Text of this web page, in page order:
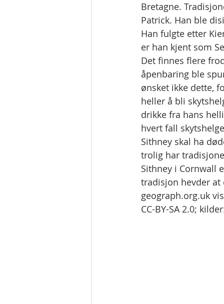
Bretagne.
Patrick. Han ble
Han fulgte etter
er han kjent som
Det finnes flere
åpenbaring ble
ønsket ikke dette,
heller å bli
drikke fra hans
hvert fall
Sithney skal ha
trolig har
Sithney i Cornwall
tradisjon hevder at
geograph.org.uk
CC-BY-SA 2.0;